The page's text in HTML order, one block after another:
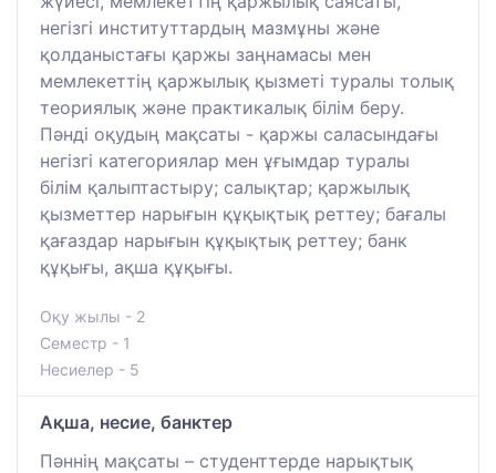
негізгі институттардың мазмұны және
қолданыстағы қаржы заңнамасы мен
мемлекеттің қаржылық қызметі туралы толық
теориялық және практикалық білім беру.
Пәнді оқудың мақсаты - қаржы саласындағы
негізгі категориялар мен ұғымдар туралы
білім қалыптастыру; салықтар; қаржылық
қызметтер нарығын құқықтық реттеу; бағалы
қағаздар нарығын құқықтық реттеу; банк
құқығы, ақша құқығы.
Оқу жылы - 2
Семестр - 1
Несиелер - 5
Ақша, несие, банктер
Пәннің мақсаты – студенттерде нарықтық